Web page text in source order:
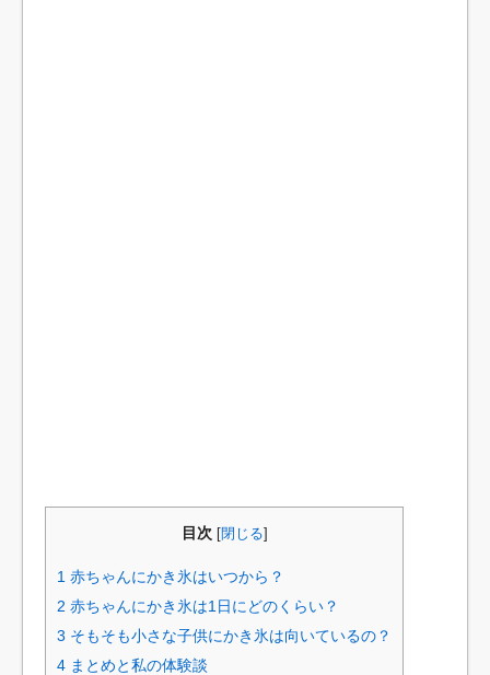
目次 閉じる
1 赤ちゃんにかき氷はいつから？
2 赤ちゃんにかき氷は1日にどのくらい？
3 そもそも小さな子供にかき氷は向いているの？
4 まとめと私の体験談